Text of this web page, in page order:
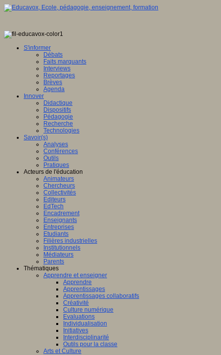
S'informer
Débats
Faits marquants
Interviews
Reportages
Brèves
Agenda
Innover
Didactique
Dispositifs
Pédagogie
Recherche
Technologies
Savoir(s)
Analyses
Conférences
Outils
Pratiques
Acteurs de l'éducation
Animateurs
Chercheurs
Collectivités
Editeurs
EdTech
Encadrement
Enseignants
Entreprises
Etudiants
Filières industrielles
Institutionnels
Médiateurs
Parents
Thématiques
Apprendre et enseigner
Apprendre
Apprentissages
Apprentissages collaboratifs
Créativité
Culture numérique
Evaluations
Individualisation
Initiatives
Interdisciplinarité
Outils pour la classe
Arts et Culture